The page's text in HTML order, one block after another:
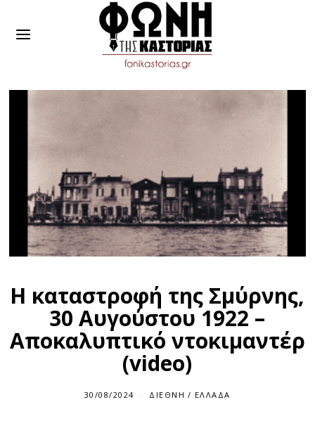
Η καταστροφή της Σμύρνης,
30 Αυγούστου 1922 –
Αποκαλυπτικό ντοκιμαντέρ
(video)
30/08/2024 ΔΙΕΘΝΉ / ΕΛΛΆΔΑ